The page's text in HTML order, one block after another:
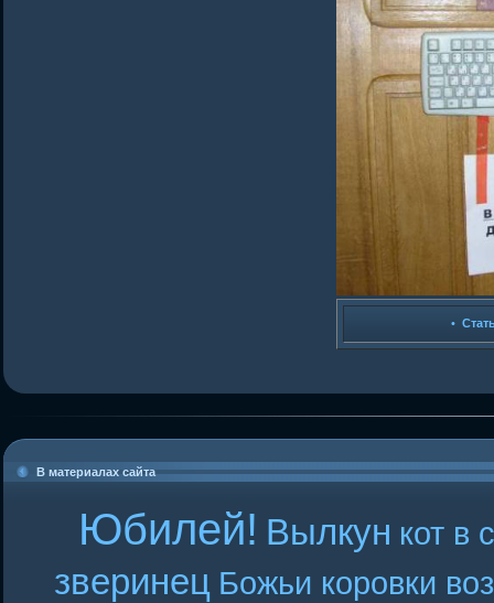
•
В материалах сайта
Юбилей! Вылкун кот в
зверинец Божьи коровки